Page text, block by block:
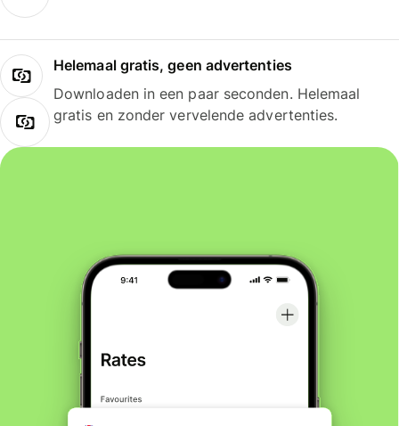
Helemaal gratis, geen advertenties
Downloaden in een paar seconden. Helemaal
gratis en zonder vervelende advertenties.